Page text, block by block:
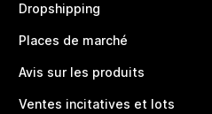
Dropshipping
Places de marché
Avis sur les produits
Ventes incitatives et lots